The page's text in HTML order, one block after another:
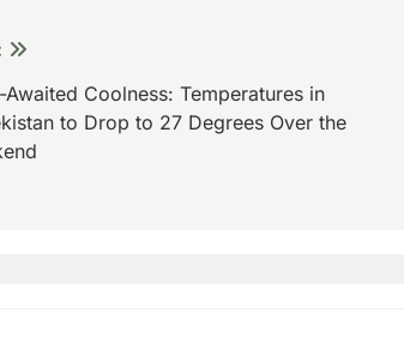
Awaited Coolness: Temperatures in
to Drop to 27 Degrees Over the